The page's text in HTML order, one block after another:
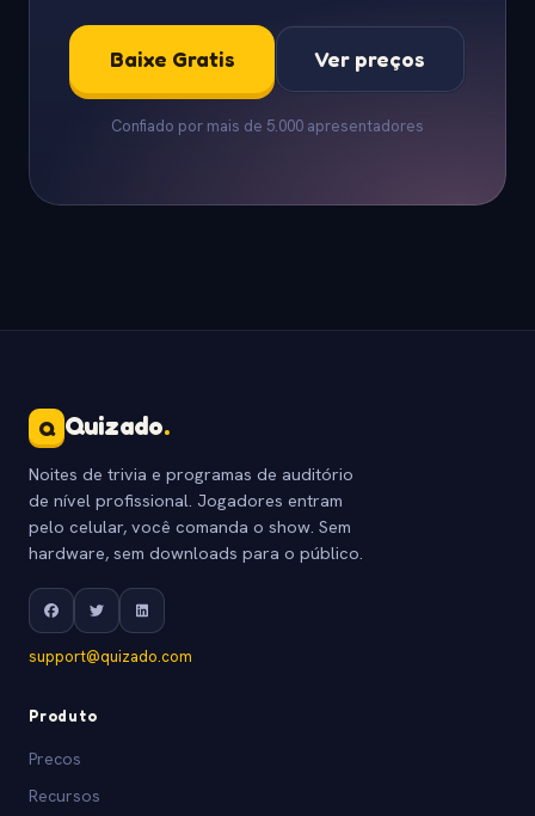
Baixe Gratis Ver preços
Confiado por mais de 5.000 apresentadores
Q Quizado.
Noites de trivia e programas de auditório
de nível profissional. Jogadores entram
pelo celular, você comanda o show. Sem
hardware, sem downloads para o público.
support@quizado.com
Produto
Precos
Recursos